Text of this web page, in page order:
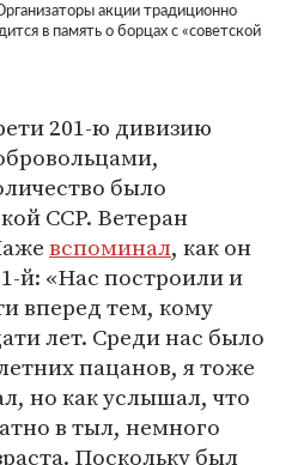
акции традиционно
в память о борцах с «советской
201-ю дивизию
было
ССР. Ветеран
вспоминал, как он
й: «Нас построили и
вперед тем, кому
лет. Среди нас было
пацанов, я тоже
но как услышал, что
в тыл, немного
Поскольку был